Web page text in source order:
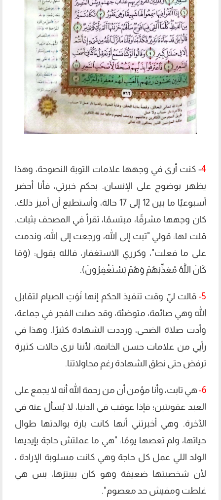
4- كنت أرى في وجهها علامات التوبة النصوحة، وهذا
يظهر بوضوح على الإنسان. بحكم خبرتي، فأنا أحضر
أسبوعيًا ما بين 12 إلى 17 حالة، وأستطيع أن أميز ذلك.
كان وجهها مشرقًا، مبتسمًا، تقرأ في المصحف بثبات.
قلت لها: قولي "تبت إلى الله، ورجعت إلى الله، وندمت
على ما فعلت"، وكرري الاستغفار، فالله يقول: (وَمَا
كَانَ اللَّهُ مُعَذِّبَهُمْ وَهُمْ يَسْتَغْفِرُونَ).
5- قالت ليّ وقت تنفيذ الحكم إنها نَوَتِ الصيام لتقابل
الله وهي صائمة، متوضئة، وقد صلت الفجر في جماعة،
وأدت صلاة الضحى، ورددت الشهادة كثيرًا. وهذا في
رأيي من علامات حسن الخاتمة، لأننا نرى حالات كثيرة
ترفض حتى نطق الشهادة رغم محاولاتنا.
6- هي تابت، وأنا مؤمن أن من رحمة الله أنه لا يجمع على
العبد عقوبتين؛ فإذا عوقب في الدنيا، لا يُسأل عنه في
الآخرة. وهي أخبرتني أنها كانت بارة بوالدتها طوال
حياتها، ولم تعصها يومًا: "هي ما عملتش حاجة بإيديها
الولد اللي عمل كل حاجة وهي كانت مسلوبة الإرادة ،
لأن شخصبتها ضعيفة وهو كان بيبتزها، بس هي
غلطت ومفيش حد معصوم".